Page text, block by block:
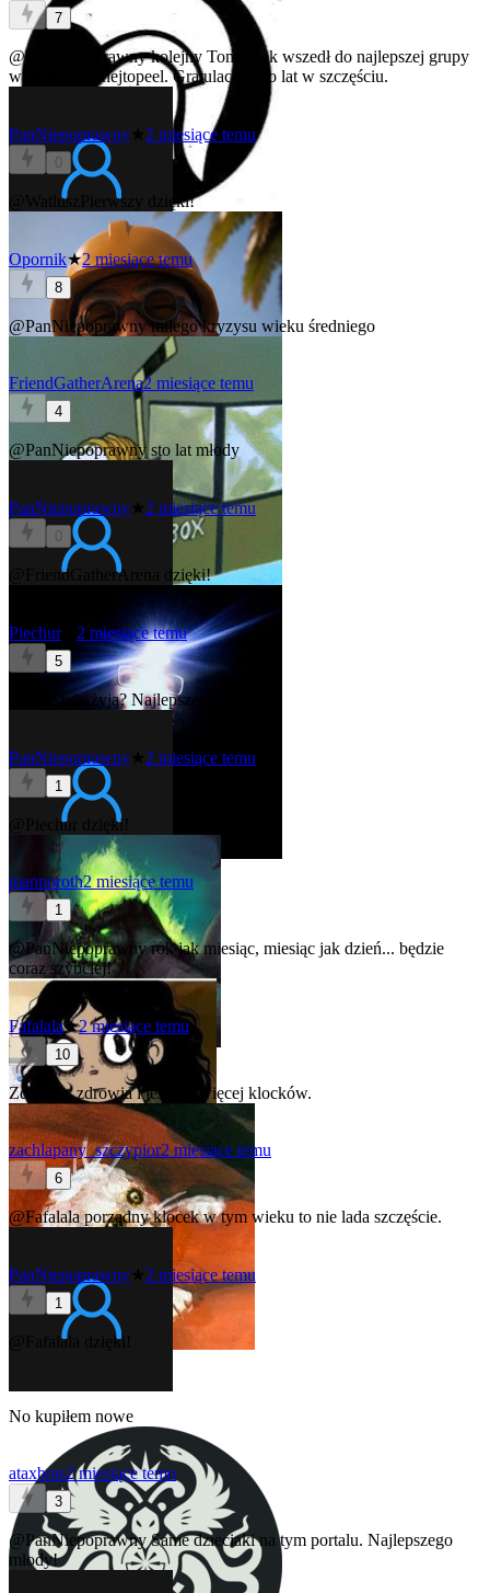
7
@PanNiepoprawnykolejny Tomeczek wszedł do najlepszej grupy
wiekowej na hejtopeel. Gratulacje i sto lat w szczęściu.
PanNiepoprawny 2 miesiące temu
0
@WatluszPierwszy dzięki!
Opornik★2 miesiące temu
8
@PanNiepoprawnymiłego kryzysu wieku średniego
FriendGatherArena2 miesiące temu
4
@PanNiepoprawnysto lat młody
PanNiepoprawny 2 miesiące temu
0
@FriendGatherArena dzięki!
Piechur★ 2 miesiące temu
5
Ludzie tyle żyją? Najlepszego
PanNiepoprawny 2 miesiące temu
1
@Piechur dzięki!
mannoroth2 miesiące temu
1
@PanNiepoprawnyrok jak miesiąc, miesiąc jak dzień... będzie
coraz szybciej!
Fafalala★2 miesiące temu
10
Zdrowia, zdrowia i jeszcze więcej klocków.
zachlapany_szczypior2 miesiące temu
6
@Fafalalaporządny klocek w tym wieku to nie lada szczęście.
PanNiepoprawny 2 miesiące temu
1
@Fafalala dzięki!
No kupiłem nowe
ataxbras2 miesiące temu
3
@PanNiepoprawnySame dzieciaki na tym portalu. Najlepszego
młody!